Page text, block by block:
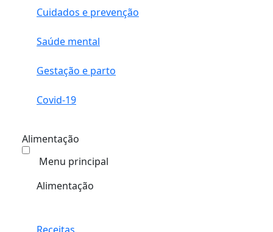
Cuidados e prevenção
Saúde mental
Gestação e parto
Covid-19
Alimentação
Menu principal
Alimentação